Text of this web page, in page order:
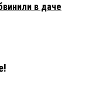
в даче